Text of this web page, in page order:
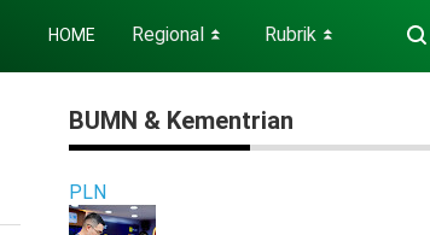
HOME Regional ⏬ Rubrik ⏬
BUMN & Kementrian
PLN